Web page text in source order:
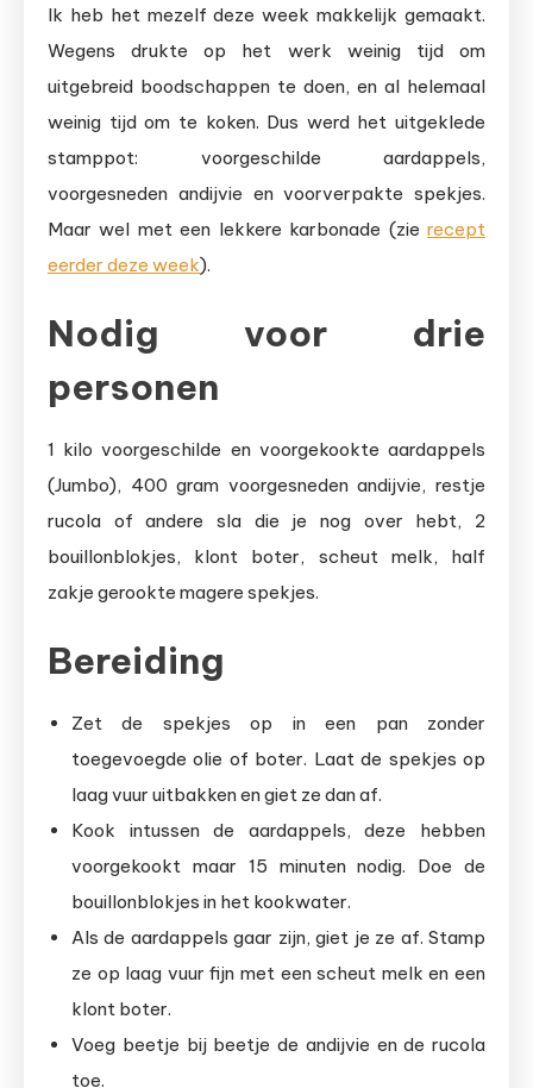
Ik heb het mezelf deze week makkelijk gemaakt.
Wegens drukte op het werk weinig tijd om
uitgebreid boodschappen te doen, en al helemaal
weinig tijd om te koken. Dus werd het uitgeklede
stamppot: voorgeschilde aardappels,
voorgesneden andijvie en voorverpakte spekjes.
Maar wel met een lekkere karbonade (zie recept
eerder deze week).
Nodig voor drie
personen
1 kilo voorgeschilde en voorgekookte aardappels
(Jumbo), 400 gram voorgesneden andijvie, restje
rucola of andere sla die je nog over hebt, 2
bouillonblokjes, klont boter, scheut melk, half
zakje gerookte magere spekjes.
Bereiding
Zet de spekjes op in een pan zonder
toegevoegde olie of boter. Laat de spekjes op
laag vuur uitbakken en giet ze dan af.
Kook intussen de aardappels, deze hebben
voorgekookt maar 15 minuten nodig. Doe de
bouillonblokjes in het kookwater.
Als de aardappels gaar zijn, giet je ze af. Stamp
ze op laag vuur fijn met een scheut melk en een
klont boter.
Voeg beetje bij beetje de andijvie en de rucola
toe.